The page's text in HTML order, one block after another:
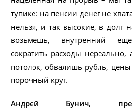
тупике: на пенсии денег не
нельзя, и так высокие, в долг
возьмешь, внутренний
сократить расходы
потолок, обвалишь рубль, цены
порочный круг.
Андрей Бунич,